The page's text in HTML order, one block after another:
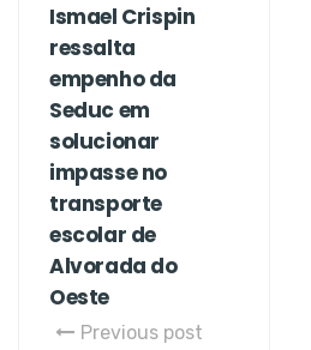
Ismael Crispin
ressalta
empenho da
Seduc em
solucionar
impasse no
transporte
escolar de
Alvorada do
Oeste
Previous post